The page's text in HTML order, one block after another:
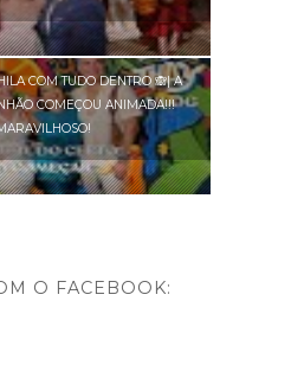
COM TUDO DENTRO 🙈| A
COMEÇOU ANIMADA!!!
O FACEBOOK: